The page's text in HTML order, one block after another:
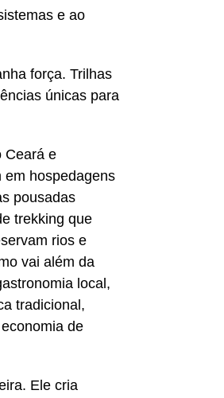
e ao
força. Trilhas
únicas para
Ceará e
em hospedagens
pousadas
trekking que
rios e
vai além da
local,
tradicional,
de
Ele cria